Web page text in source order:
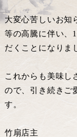
大変心苦しいお知
等の高騰に伴い、
だくことになりま
これからも美味し
ので、引き続きご
す。
竹扇店主